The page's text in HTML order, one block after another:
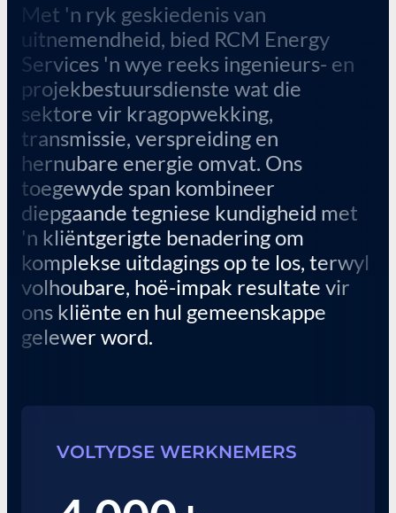
Met 'n ryk geskiedenis van
uitnemendheid, bied RCM Energy
Services 'n wye reeks ingenieurs- en
projekbestuursdienste wat die
sektore vir kragopwekking,
transmissie, verspreiding en
hernubare energie omvat. Ons
toegewyde span kombineer
diepgaande tegniese kundigheid met
'n kliëntgerigte benadering om
komplekse uitdagings op te los, terwyl
volhoubare, hoë-impak resultate vir
ons kliënte en hul gemeenskappe
gelewer word.
VOLTYDSE WERKNEMERS